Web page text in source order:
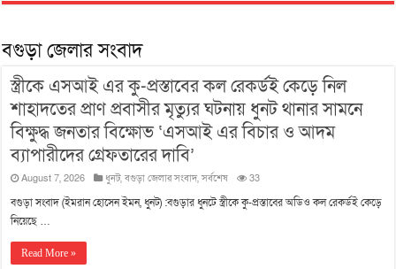
বগুড়া জেলার সংবাদ
স্ত্রীকে এসআই এর কু-প্রস্তাবের কল রেকর্ডই কেড়ে নিল
শাহাদতের প্রাণ প্রবাসীর মৃত্যুর ঘটনায় ধুনট থানার সামনে
বিক্ষুদ্ধ জনতার বিক্ষোভ ‘এসআই এর বিচার ও আদম
ব্যাপারীদের গ্রেফতারের দাবি’
August 7, 2026 ধুনট,বগুড়া জেলার সংবাদ,সর্বশেষ 33
বগুড়া সংবাদ (ইমরান হোসেন ইমন, ধুনট) :বগুড়ার ধুনটে স্ত্রীকে কু-প্রস্তাবের অডিও কল রেকর্ডই কেড়ে
নিয়েছে …
Read More »